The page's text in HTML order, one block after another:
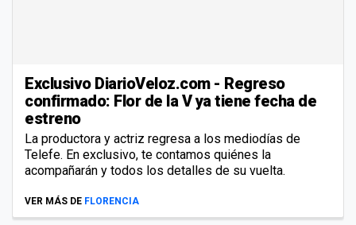
Exclusivo DiarioVeloz.com - Regreso
confirmado: Flor de la V ya tiene fecha de
estreno
La productora y actriz regresa a los mediodías de
Telefe. En exclusivo, te contamos quiénes la
acompañarán y todos los detalles de su vuelta.
VER MÁS DE FLORENCIA